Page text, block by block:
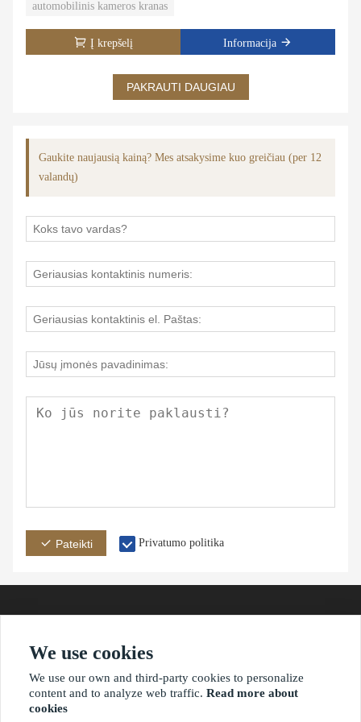
automobilinis kameros kranas
Į krepšelį Informacija
PAKRAUTI DAUGIAU
Gaukite naujausią kainą? Mes atsakysime kuo greičiau (per 12
valandų)
Pateikti Privatumo politika
adresas
We use cookies
We use our own and third-party cookies to personalize
content and to analyze web traffic. Read more about
cookies